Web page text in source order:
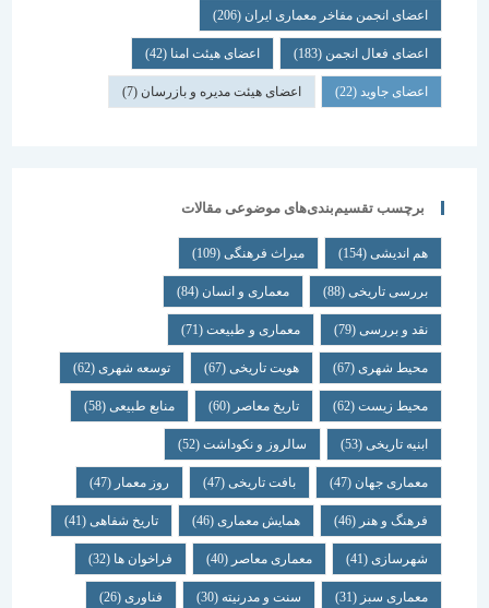
اعضای انجمن مفاخر معماری ایران (206)
اعضای فعال انجمن(183) اعضای هیئت امنا(42)
اعضای جاوید(22) اعضای هیئت مدیره و بازرسان(7)
برچسب تقسیم‌بندی‌های موضوعی مقالات
هم اندیشی (154) میراث فرهنگی (109)
بررسی تاریخی (88) معماری و انسان (84)
نقد و بررسی (79) معماری و طبیعت (71)
محیط شهری(67) هویت تاریخی(67) توسعه شهری(62)
محیط زیست(62) تاریخ معاصر(60) منابع طبیعی(58)
ابنیه تاریخی(53) سالروز و نکوداشت(52)
معماری جهان (47) بافت تاریخی(47) روز معمار(47)
فرهنگ و هنر(46) همایش معماری (46) تاریخ شفاهی (41)
شهرسازی(41) معماری معاصر(40) فراخوان ها(32)
معماری سبز(31) سنت و مدرنیته(30) فناوری (26)